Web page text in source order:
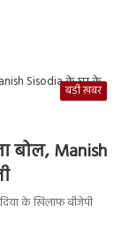
बड़ी ख़बर
बोल, Manish
के खिलाफ बीजेपी